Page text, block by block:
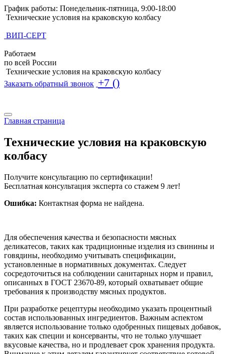
График работы: Понедельник-пятница, 9:00-18:00
Технические условия на краковскую колбасу
ВИП-СЕРТ
Работаем
по всей России
Технические условия на краковскую колбасу
Заказать обратный звонок +7 ()
Главная страница
Технические условия на краковскую
колбасу
Получите консультацию по сертификации!
Бесплатная консультация эксперта со стажем 9 лет!
Ошибка: Контактная форма не найдена.
Для обеспечения качества и безопасности мясных
деликатесов, таких как традиционные изделия из свинины и
говядины, необходимо учитывать спецификации,
установленные в нормативных документах. Следует
сосредоточиться на соблюдении санитарных норм и правил,
описанных в ГОСТ 23670-89, который охватывает общие
требования к производству мясных продуктов.
При разработке рецептуры необходимо указать процентный
состав использованных ингредиентов. Важным аспектом
является использование только одобренных пищевых добавок,
таких как специи и консерванты, что не только улучшает
вкусовые качества, но и продлевает срок хранения продукта.